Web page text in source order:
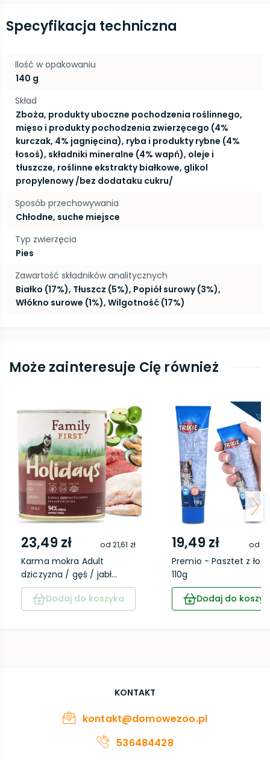
Specyfikacja techniczna
Ilość w opakowaniu
140 g
Skład
Zboża, produkty uboczne pochodzenia roślinnego,
mięso i produkty pochodzenia zwierzęcego (4%
kurczak, 4% jagnięcina), ryba i produkty rybne (4%
łosoś), składniki mineralne (4% wapń), oleje i
tłuszcze, roślinne ekstrakty białkowe, glikol
propylenowy /bez dodataku cukru/
Sposób przechowywania
Chłodne, suche miejsce
Typ zwierzęcia
Pies
Zawartość składników analitycznych
Białko (17%), Tłuszcz (5%), Popiół surowy (3%),
Włókno surowe (1%), Wilgotność (17%)
Może zainteresuje Cię również
23,49 zł od 21,61 zł
Karma mokra Adult
dziczyzna / gęś / jabł...
Dodaj do koszyka
19,49 zł od
Premio - Pasztet z
110g
Dodaj do
KONTAKT
kontakt@domowezoo.pl
536484428